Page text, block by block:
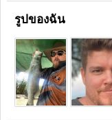
รูปของฉัน